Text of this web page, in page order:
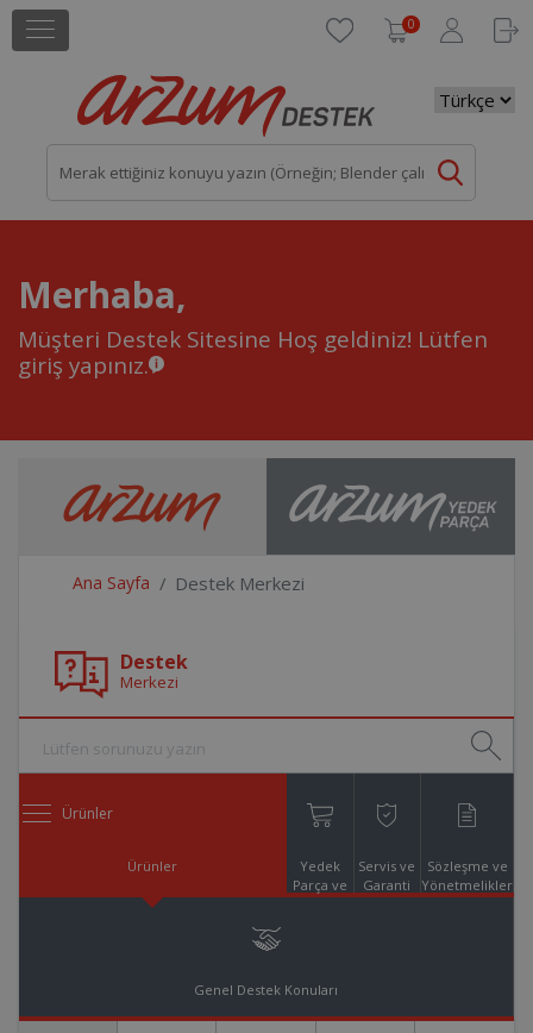
0
Merhaba,
Müşteri Destek Sitesine Hoş geldiniz! Lütfen
giriş yapınız.
Ana Sayfa Destek Merkezi
Destek
Merkezi
Ürünler
Ürünler
Yedek
Parça ve
Servis ve
Garanti
Sözleşme ve
Yönetmelikler
Genel Destek Konuları